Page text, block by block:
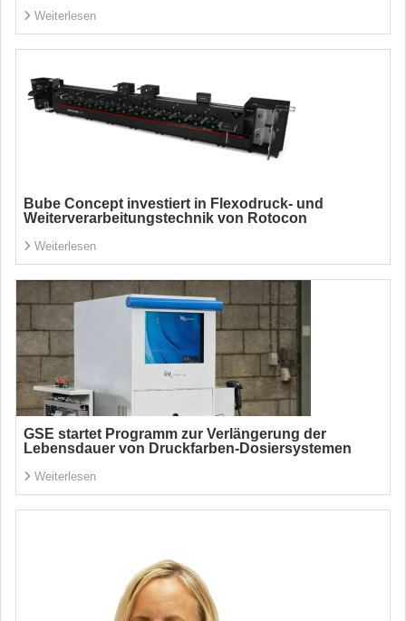
Weiterlesen
Bube Concept investiert in Flexodruck- und
Weiterverarbeitungstechnik von Rotocon
Weiterlesen
GSE startet Programm zur Verlängerung der
Lebensdauer von Druckfarben-Dosiersystemen
Weiterlesen